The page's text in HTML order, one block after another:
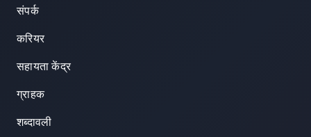
संपर्क
करियर
सहायता केंद्र
ग्राहक
शब्दावली